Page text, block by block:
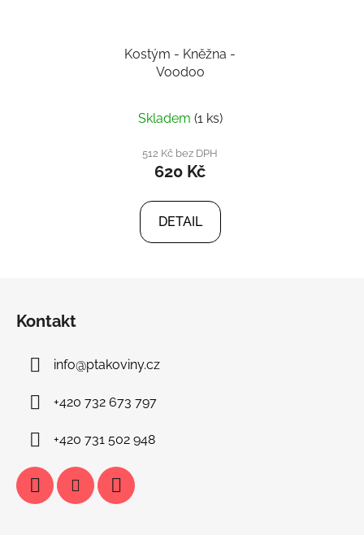
Kostým - Kněžna -
Voodoo
Skladem (1 ks)
512 Kč bez DPH
620 Kč
DETAIL
Kontakt
info@ptakoviny.cz
+420 732 673 797
+420 731 502 948